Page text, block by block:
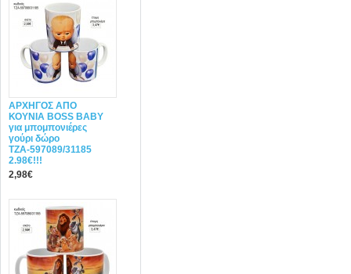
ΑΡΧΗΓΟΣ ΑΠΟ
ΚΟΥΝΙΑ BOSS BABY
για μπομπονιέρες
γούρι δώρο
ΤΖΑ-597089/31185
2.98€!!!
2,98€